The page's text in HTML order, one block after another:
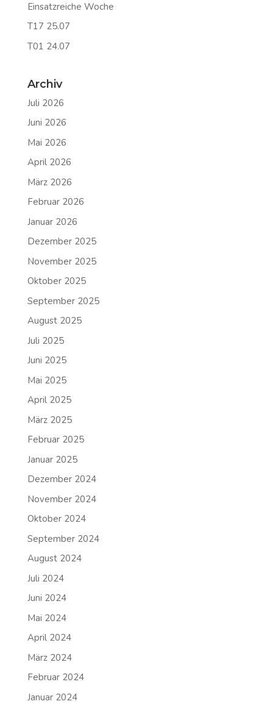
Einsatzreiche Woche
T17 25.07
T01 24.07
Archiv
Juli 2026
Juni 2026
Mai 2026
April 2026
März 2026
Februar 2026
Januar 2026
Dezember 2025
November 2025
Oktober 2025
September 2025
August 2025
Juli 2025
Juni 2025
Mai 2025
April 2025
März 2025
Februar 2025
Januar 2025
Dezember 2024
November 2024
Oktober 2024
September 2024
August 2024
Juli 2024
Juni 2024
Mai 2024
April 2024
März 2024
Februar 2024
Januar 2024